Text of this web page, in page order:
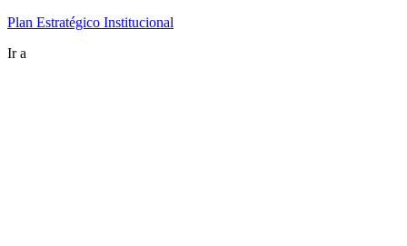
Plan Estratégico Institucional
Ir a